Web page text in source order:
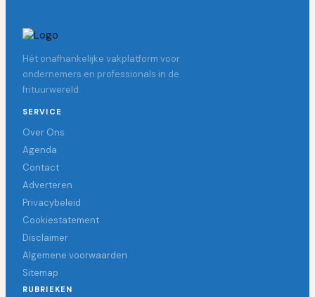
Hét onafhankelijke vakplatform voor
ondernemers en professionals in de
frituurwereld.
SERVICE
Over Ons
Agenda
Contact
Adverteren
Privacybeleid
Cookiestatement
Disclaimer
Algemene voorwaarden
Sitemap
RUBRIEKEN